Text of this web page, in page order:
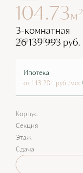
104.73м2
3-комнатная
29 942 718 руб.
26 139 993 руб.
Ипотека
от 143 284 руб./мес
Корпус
Секция
Этаж
Сдача